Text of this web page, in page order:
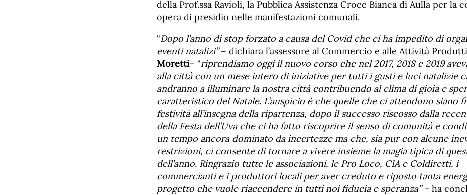
della Prof.ssa Ravioli, la Pubblica Assistenza Croce Bianca di Aulla per la
opera di presidio nelle manifestazioni comunali.
“Dopo l’anno di stop forzato a causa del Covid che ci ha impedito di
eventi natalizi”– dichiara l’assessore al Commercio e alle Attività
Moretti– “riprendiamo oggi il nuovo corso che nel 2017, 2018 e 2019
alla città con un mese intero di iniziative per tutti i gusti e luci natalizie
andranno a illuminare la nostra città contribuendo al clima di gioia e
caratteristico del Natale. L’auspicio è che quelle che ci attendono siano
festività all’insegna della ripartenza, dopo il successo riscosso dalla
della Festa dell’Uva che ci ha fatto riscoprire il senso di comunità e
un tempo ancora dominato da incertezze ma che, sia pur con alcune
restrizioni, ci consente di tornare a vivere insieme la magia tipica di
dell’anno. Ringrazio tutte le associazioni, le Pro Loco, CIA e Coldiretti, i
commercianti e i produttori locali per aver creduto e riposto tanta
progetto che vuole riaccendere in tutti noi fiducia e speranza” – ha